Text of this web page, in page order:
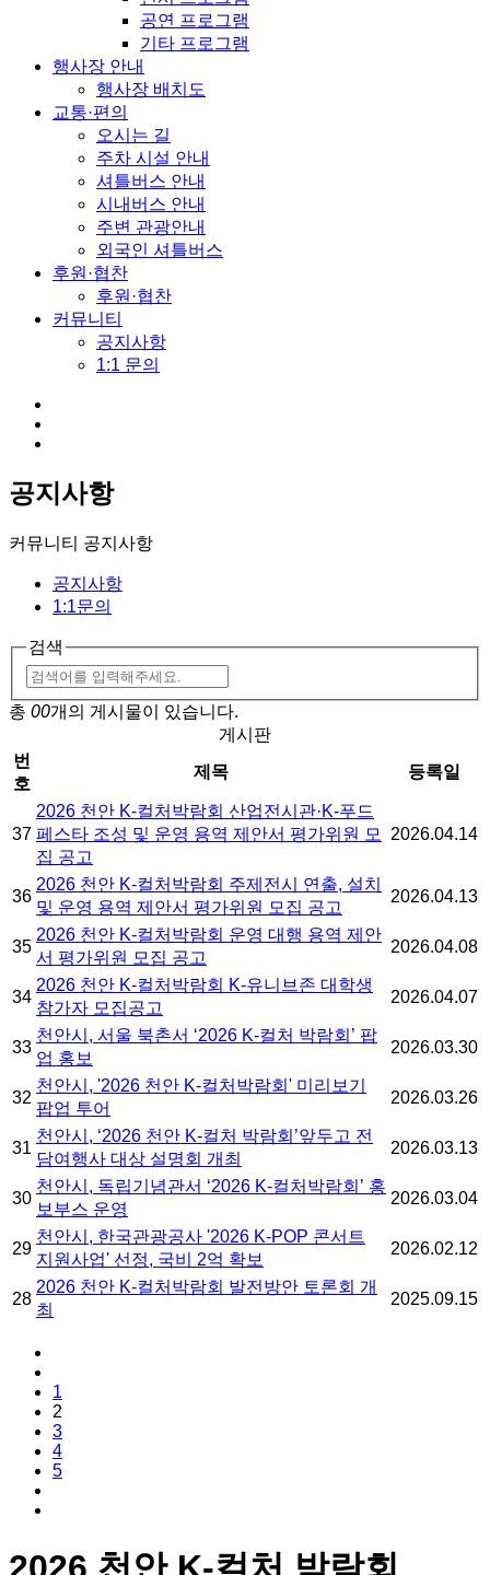
공연 프로그램
기타 프로그램
행사장 안내
행사장 배치도
교통·편의
오시는 길
주차 시설 안내
셔틀버스 안내
시내버스 안내
주변 관광안내
외국인 셔틀버스
후원·협찬
후원·협찬
커뮤니티
공지사항
1:1 문의
공지사항
커뮤니티 공지사항
공지사항
1:1문의
검색
총 00개의 게시물이 있습니다.
게시판
번
호
제목 등록일
37
2026 천안 K-컬처박람회 산업전시관·K-푸드
페스타 조성 및 운영 용역 제안서 평가위원 모
집 공고
2026.04.14
36
2026 천안 K-컬처박람회 주제전시 연출, 설치
및 운영 용역 제안서 평가위원 모집 공고
2026.04.13
35
2026 천안 K-컬처박람회 운영 대행 용역 제안
서 평가위원 모집 공고
2026.04.08
34
2026 천안 K-컬처박람회 K-유니브존 대학생
참가자 모집공고
2026.04.07
33
천안시, 서울 북촌서 ‘2026 K-컬처 박람회’ 팝
업 홍보
2026.03.30
32
천안시, '2026 천안 K-컬처박람회' 미리보기
팝업 투어
2026.03.26
31
천안시, ‘2026 천안 K-컬처 박람회’앞두고 전
담여행사 대상 설명회 개최
2026.03.13
30
천안시, 독립기념관서 ‘2026 K-컬처박람회’ 홍
보부스 운영
2026.03.04
29
천안시, 한국관광공사 '2026 K-POP 콘서트
지원사업' 선정, 국비 2억 확보
2026.02.12
28
2026 천안 K-컬처박람회 발전방안 토론회 개
최
2025.09.15
1
2
3
4
5